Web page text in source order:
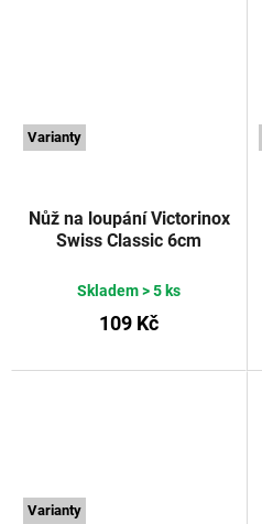
Varianty
Nůž na loupání Victorinox
Swiss Classic 6cm
Skladem> 5 ks
109 Kč
Varianty